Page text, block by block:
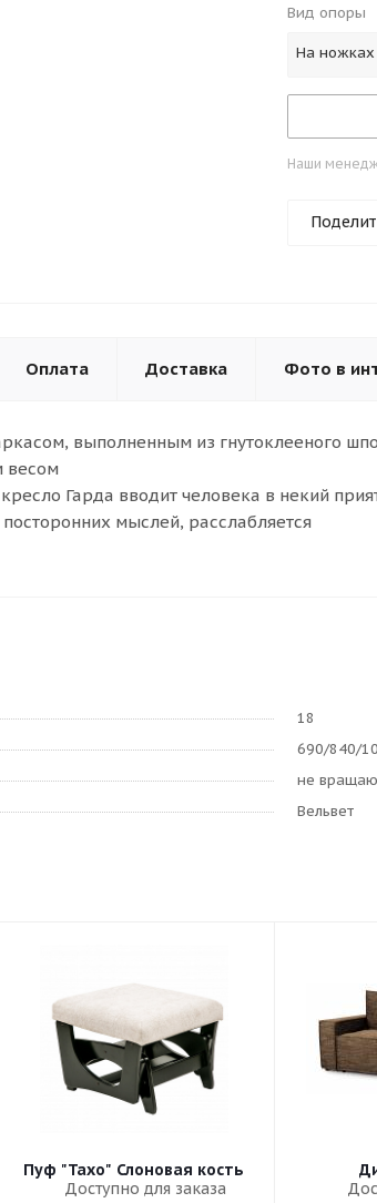
Вид опоры
На ножках
Наши
Оплата Доставка Фото в
выполненным из гнутоклееного
весом
Гарда вводит человека в некий
мыслей, расслабляется
18
690/840/
не
Вельвет
Пуф "Тахо" Слоновая кость
Доступно для заказа